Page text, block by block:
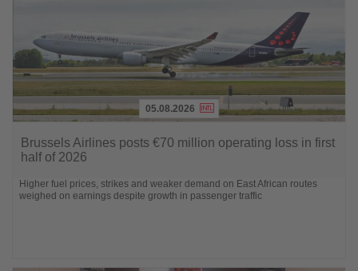
Sie
die
05.08.2026
Brussels Airlines posts €70 million operating loss in first
half of 2026
Higher fuel prices, strikes and weaker demand on East African routes
weighed on earnings despite growth in passenger traffic